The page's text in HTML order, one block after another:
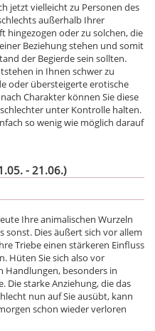
jetzt vielleicht zu Personen des
außerhalb Ihrer
hingezogen oder zu solchen, die
Beziehung stehen und somit
der Begierde sein sollten.
in Ihnen schwer zu
oder übersteigerte erotische
nach Charakter können Sie diese
unter Kontrolle halten.
so wenig wie möglich darauf
- 21.06.)
Ihre animalischen Wurzeln
sonst. Dies äußert sich vor allem
Triebe einen stärkeren Einfluss
Hüten Sie sich also vor
Handlungen, besonders in
Die starke Anziehung, die das
nun auf Sie ausübt, kann
schon wieder verloren